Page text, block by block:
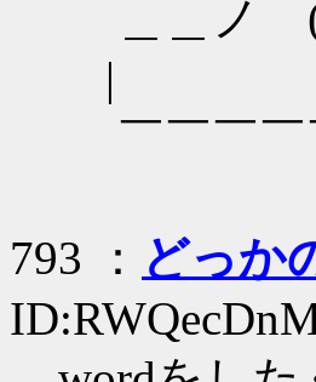
＿＿ノ
| ﾉ＿
￣￣￣￣
793 ： どっか